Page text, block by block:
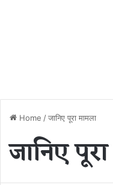
Home /जानिए पूरा मामला
जानिए